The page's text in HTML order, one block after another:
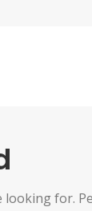
looking for.